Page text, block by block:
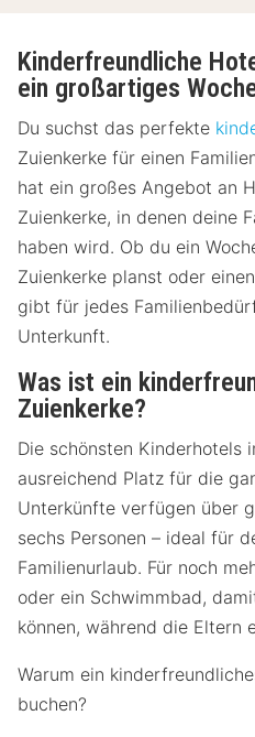
Kinderfreundliche
ein großartiges
Du suchst das perfekte
Zuienkerke für einen
hat ein großes Angebot an
Zuienkerke, in denen deine
haben wird. Ob du ein
Zuienkerke planst oder
gibt für jedes
Unterkunft.
Was ist ein
Zuienkerke?
Die schönsten Kinderhotels
ausreichend Platz für die
Unterkünfte verfügen über
sechs Personen – ideal für
Familienurlaub. Für noch
oder ein Schwimmbad,
können, während die Eltern
Warum ein
buchen?